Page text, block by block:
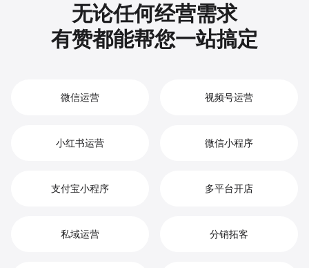
无论任何经营需求
有赞都能帮您一站搞定
微信运营 视频号运营
小红书运营 微信小程序
支付宝小程序 多平台开店
私域运营 分销拓客